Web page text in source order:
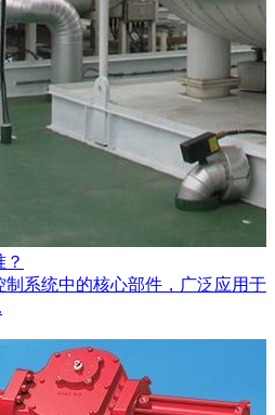
系统中的核心部件，广泛应用于